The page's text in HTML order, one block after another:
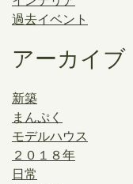
過去イベント
アーカイブ
新築
まんぷく
モデルハウス
２０１８年
日常